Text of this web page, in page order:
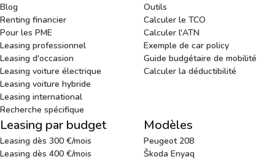
Blog
Renting financier
Pour les PME
Leasing professionnel
Leasing d'occasion
Leasing voiture électrique
Leasing voiture hybride
Leasing international
Recherche spécifique
Outils
Calculer le TCO
Calculer l'ATN
Exemple de car policy
Guide budgétaire de mobilité
Calculer la déductibilité
Leasing par budget
Leasing dès 300 €/mois
Leasing dès 400 €/mois
Modèles
Peugeot 208
Škoda Enyaq